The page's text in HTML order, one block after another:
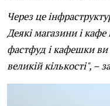
Через це
Деякі магазини і
фастфуд і кафешки ви
великій кількості", –